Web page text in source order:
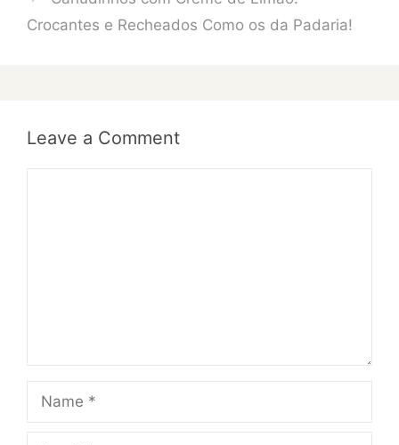
Crocantes e Recheados Como os da Padaria!
Leave a Comment